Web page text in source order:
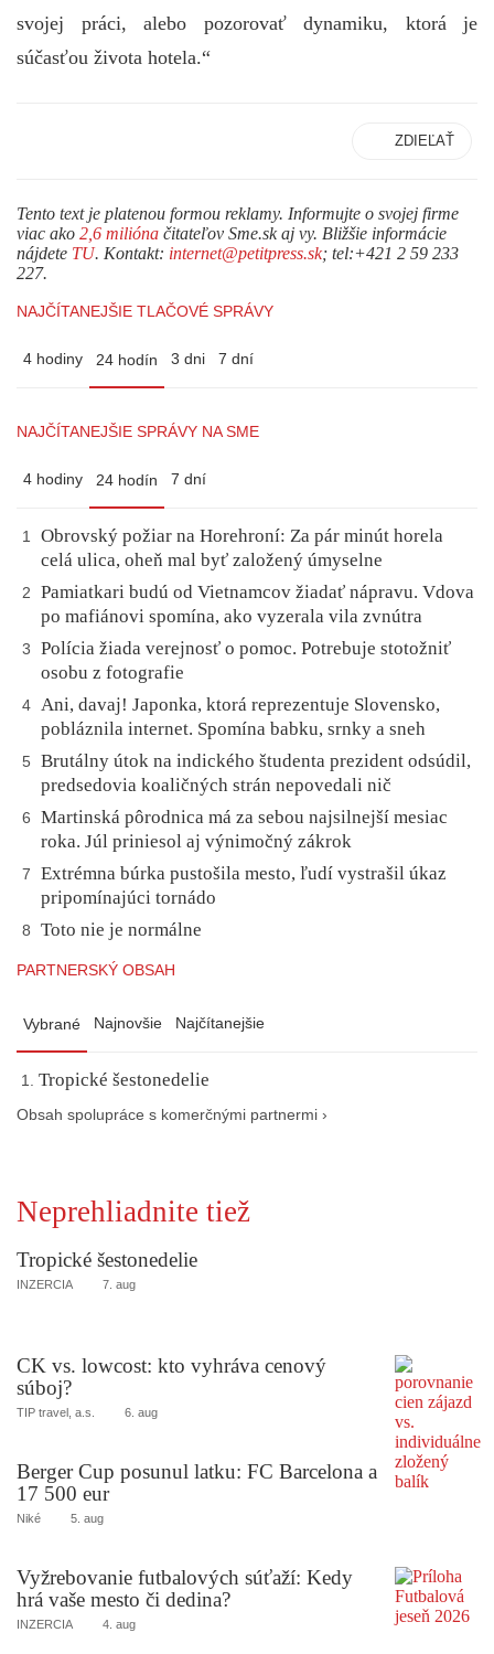
svojej práci, alebo pozorovať dynamiku, ktorá je
súčasťou života hotela.“
ZDIEĽAŤ
Tento text je platenou formou reklamy. Informujte o svojej firme
viac ako 2,6 milióna čitateľov Sme.sk aj vy. Bližšie informácie
nájdete TU. Kontakt: internet@petitpress.sk; tel:+421 2 59 233
227.
NAJČÍTANEJŠIE TLAČOVÉ SPRÁVY
4 hodiny 24 hodín 3 dni 7 dní
NAJČÍTANEJŠIE SPRÁVY NA SME
4 hodiny 24 hodín 7 dní
1
Obrovský požiar na Horehroní: Za pár minút horela
celá ulica, oheň mal byť založený úmyselne
2
Pamiatkari budú od Vietnamcov žiadať nápravu. Vdova
po mafiánovi spomína, ako vyzerala vila zvnútra
3
Polícia žiada verejnosť o pomoc. Potrebuje stotožniť
osobu z fotografie
4 Ani, davaj! Japonka, ktorá reprezentuje Slovensko,
pobláznila internet. Spomína babku, srnky a sneh
5
Brutálny útok na indického študenta prezident odsúdil,
predsedovia koaličných strán nepovedali nič
6
Martinská pôrodnica má za sebou najsilnejší mesiac
roka. Júl priniesol aj výnimočný zákrok
7
Extrémna búrka pustošila mesto, ľudí vystrašil úkaz
pripomínajúci tornádo
8 Toto nie je normálne
PARTNERSKÝ OBSAH
Vybrané Najnovšie Najčítanejšie
Tropické šestonedelie
Obsah spolupráce s komerčnými partnermi ›
Neprehliadnite tiež
Tropické šestonedelie
INZERCIA 7. aug
CK vs. lowcost: kto vyhráva cenový
súboj?
TIP travel, a.s. 6. aug
Berger Cup posunul latku: FC Barcelona a
17 500 eur
Niké 5. aug
Vyžrebovanie futbalových súťaží: Kedy
hrá vaše mesto či dedina?
INZERCIA 4. aug